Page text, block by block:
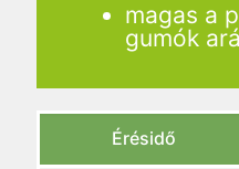
magas a
gumók
Érésidő